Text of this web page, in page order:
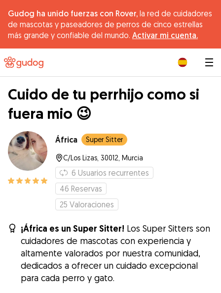
Gudog ha unido fuerzas con Rover, la red de cuidadores
de mascotas y paseadores de perros de cinco estrellas
más grande y confiable del mundo. Activar mi cuenta.
Cuido de tu perrhijo como si
fuera mio 😉
África Super Sitter
C/Los Lizas, 30012, Murcia
6 Usuarios recurrentes
46 Reservas
25 Valoraciones
¡África es un Super Sitter! Los Super Sitters son
cuidadores de mascotas con experiencia y
altamente valorados por nuestra comunidad,
dedicados a ofrecer un cuidado excepcional
para cada perro y gato.